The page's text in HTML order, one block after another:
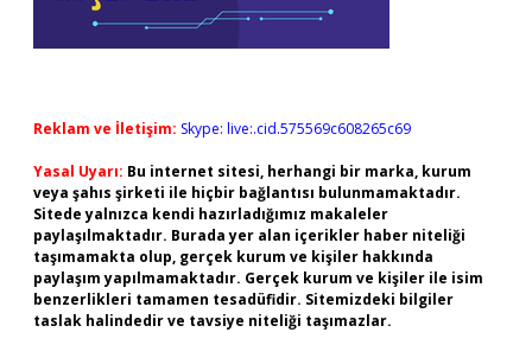
Reklam ve İletişim: Skype: live:.cid.575569c608265c69
Yasal Uyarı: Bu internet sitesi, herhangi bir marka, kurum
veya şahıs şirketi ile hiçbir bağlantısı bulunmamaktadır.
Sitede yalnızca kendi hazırladığımız makaleler
paylaşılmaktadır. Burada yer alan içerikler haber niteliği
taşımamakta olup, gerçek kurum ve kişiler hakkında
paylaşım yapılmamaktadır. Gerçek kurum ve kişiler ile isim
benzerlikleri tamamen tesadüfidir. Sitemizdeki bilgiler
taslak halindedir ve tavsiye niteliği taşımazlar.